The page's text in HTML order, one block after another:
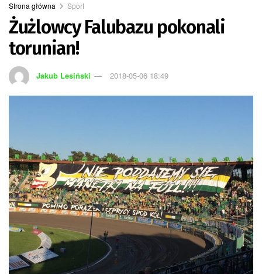
Strona główna Sport
Żużlowcy Falubazu pokonali
torunian!
Jakub Lesiński 2018-05-06 18:49